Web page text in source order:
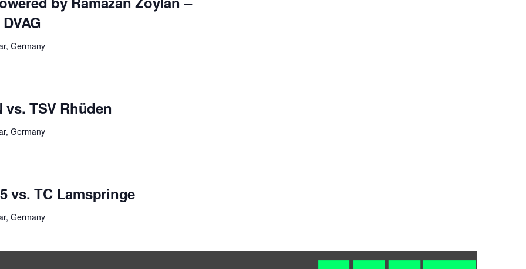
Germany
TSV Rhüden
Germany
vs. TC Lamspringe
Germany